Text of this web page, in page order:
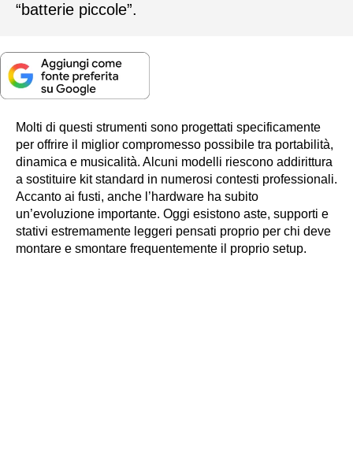
“batterie piccole”.
Molti di questi strumenti sono progettati specificamente
per offrire il miglior compromesso possibile tra portabilità,
dinamica e musicalità. Alcuni modelli riescono addirittura
a sostituire kit standard in numerosi contesti professionali.
Accanto ai fusti, anche l’hardware ha subito
un’evoluzione importante. Oggi esistono aste, supporti e
stativi estremamente leggeri pensati proprio per chi deve
montare e smontare frequentemente il proprio setup.